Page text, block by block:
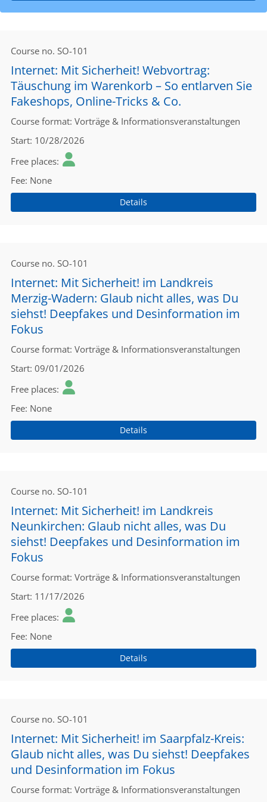
Course no. SO-101
Internet: Mit Sicherheit! Webvortrag:
Täuschung im Warenkorb – So entlarven Sie
Fakeshops, Online-Tricks & Co.
Course format Vorträge & Informationsveranstaltungen
Start 10/28/2026
Free places
Fee None
Details
Course no. SO-101
Internet: Mit Sicherheit! im Landkreis
Merzig-Wadern: Glaub nicht alles, was Du
siehst! Deepfakes und Desinformation im
Fokus
Course format Vorträge & Informationsveranstaltungen
Start 09/01/2026
Free places
Fee None
Details
Course no. SO-101
Internet: Mit Sicherheit! im Landkreis
Neunkirchen: Glaub nicht alles, was Du
siehst! Deepfakes und Desinformation im
Fokus
Course format Vorträge & Informationsveranstaltungen
Start 11/17/2026
Free places
Fee None
Details
Course no. SO-101
Internet: Mit Sicherheit! im Saarpfalz-Kreis:
Glaub nicht alles, was Du siehst! Deepfakes
und Desinformation im Fokus
Course format Vorträge & Informationsveranstaltungen